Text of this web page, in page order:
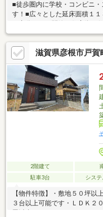
■徒歩圏内に学校・コンビニ
す！■広々とした延床面積１
お家！高齢者だけでなく、子
的に移動が不自由な人など、
サポート！■風通し良好！■壁
ｍ■屋外広告物：第２種地域
滋賀県彦根市戸賀
2階建て
駐車3台
シス
【物件特徴】・敷地５０坪以
３台以上可能です・ＬＤＫ２
畳以上のゆとりある３ＬＤＫ